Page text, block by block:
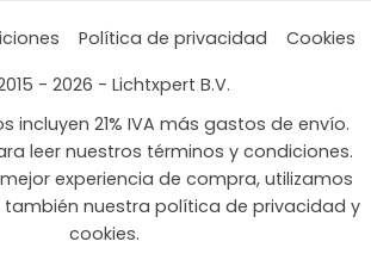
Política de privacidad
Cookies
- 2026 - Lichtxpert B.V.
incluyen 21% IVA más gastos de envío.
leer nuestros términos y condiciones.
experiencia de compra, utilizamos
también nuestra política de privacidad y
cookies.